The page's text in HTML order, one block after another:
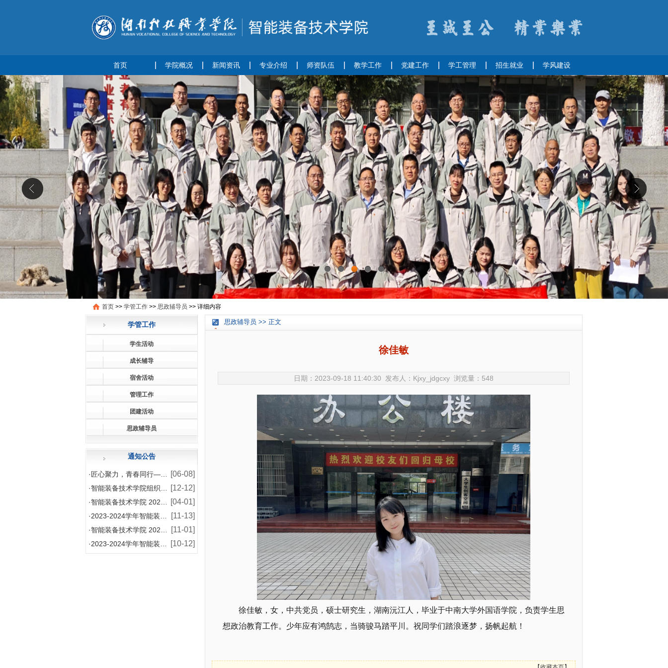
首页 学院概况 新闻资讯 专业介绍 师资队伍 教学工作 党建工作 学工管理 招生就业 学风建设
0 1 2 4
首页 >> 学管工作 >> 思政辅导员 >> 详细内容
学管工作
学生活动
成长辅导
宿舍活动
管理工作
团建活动
思政辅导员
通知公告
[06-08]
· 匠心聚力，青春同行——智能装备技术学院2026年师
[12-12]
·智能装备技术学院组织模具设计与制造专业学生赴企业开
[04-01]
·智能装备技术学院 2024-2025 学年国家助学
[11-13]
·2023-2024学年智能装备技术学院增补国家奖学
[11-01]
·智能装备技术学院 2024-2025学年国家助学金
[10-12]
·2023-2024学年智能装备技术学院国家奖学金评
思政辅导员 >> 正文
徐佳敏
日期：2023-09-18 11:40:30 发布人：Kjxy_jdgcxy 浏览量： 548
徐佳敏，女，中共党员，硕士研究生，湖南沅江人，毕业于中南大学外国语学院，负责学生思
想政治教育工作。 少年应有鸿鹄志，当骑骏马踏平川。祝同学们踏浪逐梦，扬帆起航！